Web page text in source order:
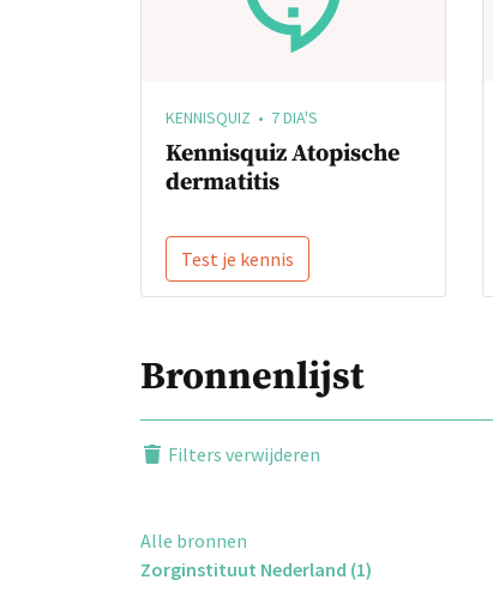
KENNISQUIZ • 7 DIA'S
Kennisquiz Atopische
dermatitis
Test je kennis
Bronnenlijst
Filters verwijderen
Alle bronnen
Zorginstituut Nederland (1)